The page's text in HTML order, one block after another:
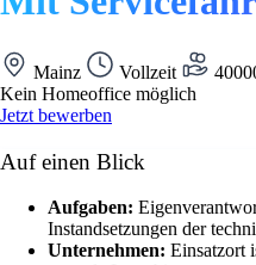
Mainz Vollzeit
Kein Homeoffice möglich
Jetzt bewerben
Auf einen Blick
Aufgaben:
Instandsetzungen der
Unternehmen: Einsatzort